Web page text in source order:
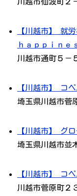
川越市仙波町２
【川越市】 就
ｈａｐｐｉｎｅ
川越市通町５－
【川越市】 コ
埼玉県川越市菅
【川越市】 グ
埼玉県川越市並
【川越市】 コ
川越市菅原町２